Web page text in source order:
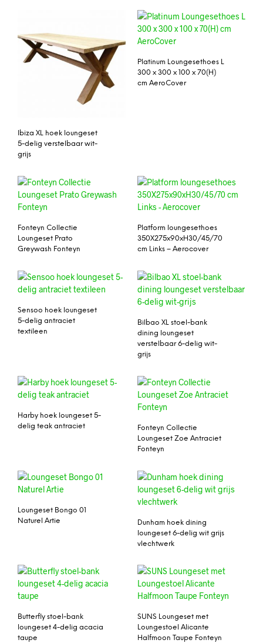
Ibiza XL hoek loungeset
5-delig verstelbaar wit-
grijs
Platinum Loungesethoes L
300 x 300 x 100 x 70(H)
cm AeroCover
Fonteyn Collectie
Loungeset Prato
Greywash Fonteyn
Platform loungesethoes
350X275x90xH30/45/70
cm Links – Aerocover
Sensoo hoek loungeset
5-delig antraciet
textileen
Bilbao XL stoel-bank
dining loungeset
verstelbaar 6-delig wit-
grijs
Harby hoek loungeset 5-
delig teak antraciet
Fonteyn Collectie
Loungeset Zoe Antraciet
Fonteyn
Loungeset Bongo 01
Naturel Artie
Dunham hoek dining
loungeset 6-delig wit grijs
vlechtwerk
Butterfly stoel-bank
loungeset 4-delig acacia
taupe
SUNS Loungeset met
Loungestoel Alicante
Halfmoon Taupe Fonteyn